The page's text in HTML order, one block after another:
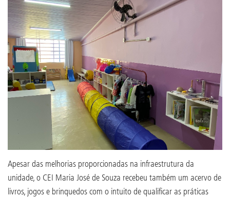
Apesar das melhorias proporcionadas na infraestrutura da
unidade, o CEI Maria José de Souza recebeu também um acervo de
livros, jogos e brinquedos com o intuito de qualificar as práticas